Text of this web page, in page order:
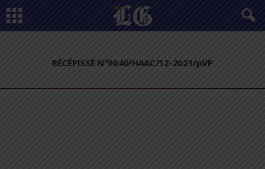
RÉCÉPISSÉ N°0040/HAAC/12-2021/pl/P